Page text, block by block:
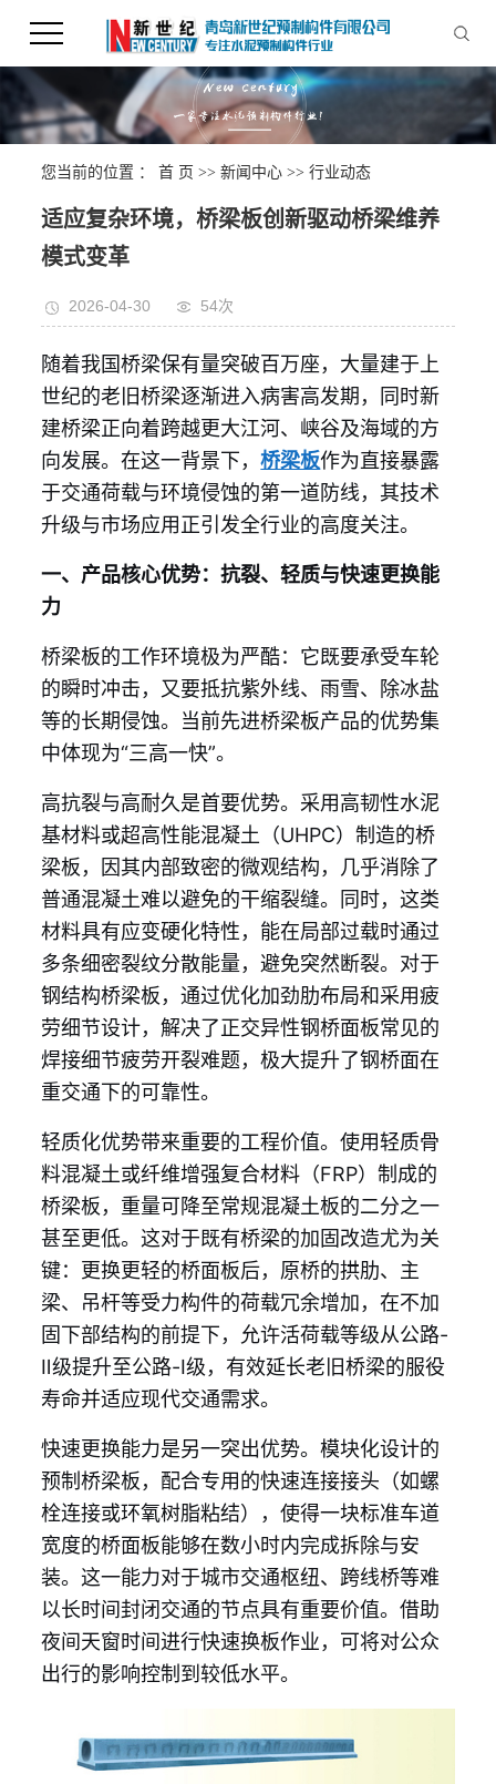
您当前的位置 ：首 页 >>新闻中心 >>行业动态
适应复杂环境，桥梁板创新驱动桥梁维养
模式变革
2026-04-30 54次
随着我国桥梁保有量突破百万座，大量建于上
世纪的老旧桥梁逐渐进入病害高发期，同时新
建桥梁正向着跨越更大江河、峡谷及海域的方
向发展。在这一背景下，桥梁板作为直接暴露
于交通荷载与环境侵蚀的第一道防线，其技术
升级与市场应用正引发全行业的高度关注。
一、产品核心优势：抗裂、轻质与快速更换能
力
桥梁板的工作环境极为严酷：它既要承受车轮
的瞬时冲击，又要抵抗紫外线、雨雪、除冰盐
等的长期侵蚀。当前先进桥梁板产品的优势集
中体现为“三高一快”。
高抗裂与高耐久是首要优势。采用高韧性水泥
基材料或超高性能混凝土（UHPC）制造的桥
梁板，因其内部致密的微观结构，几乎消除了
普通混凝土难以避免的干缩裂缝。同时，这类
材料具有应变硬化特性，能在局部过载时通过
多条细密裂纹分散能量，避免突然断裂。对于
钢结构桥梁板，通过优化加劲肋布局和采用疲
劳细节设计，解决了正交异性钢桥面板常见的
焊接细节疲劳开裂难题，极大提升了钢桥面在
重交通下的可靠性。
轻质化优势带来重要的工程价值。使用轻质骨
料混凝土或纤维增强复合材料（FRP）制成的
桥梁板，重量可降至常规混凝土板的二分之一
甚至更低。这对于既有桥梁的加固改造尤为关
键：更换更轻的桥面板后，原桥的拱肋、主
梁、吊杆等受力构件的荷载冗余增加，在不加
固下部结构的前提下，允许活荷载等级从公路-
Ⅱ级提升至公路-Ⅰ级，有效延长老旧桥梁的服役
寿命并适应现代交通需求。
快速更换能力是另一突出优势。模块化设计的
预制桥梁板，配合专用的快速连接接头（如螺
栓连接或环氧树脂粘结），使得一块标准车道
宽度的桥面板能够在数小时内完成拆除与安
装。这一能力对于城市交通枢纽、跨线桥等难
以长时间封闭交通的节点具有重要价值。借助
夜间天窗时间进行快速换板作业，可将对公众
出行的影响控制到较低水平。